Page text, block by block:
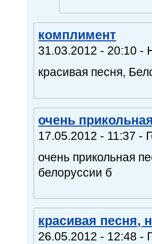
комплимент
31.03.2012 - 20:10 -
красивая песня,
очень
17.05.2012 - 11:37 -
очень прикольная
белоруссии б
красивая песня,
26.05.2012 - 12:48 -